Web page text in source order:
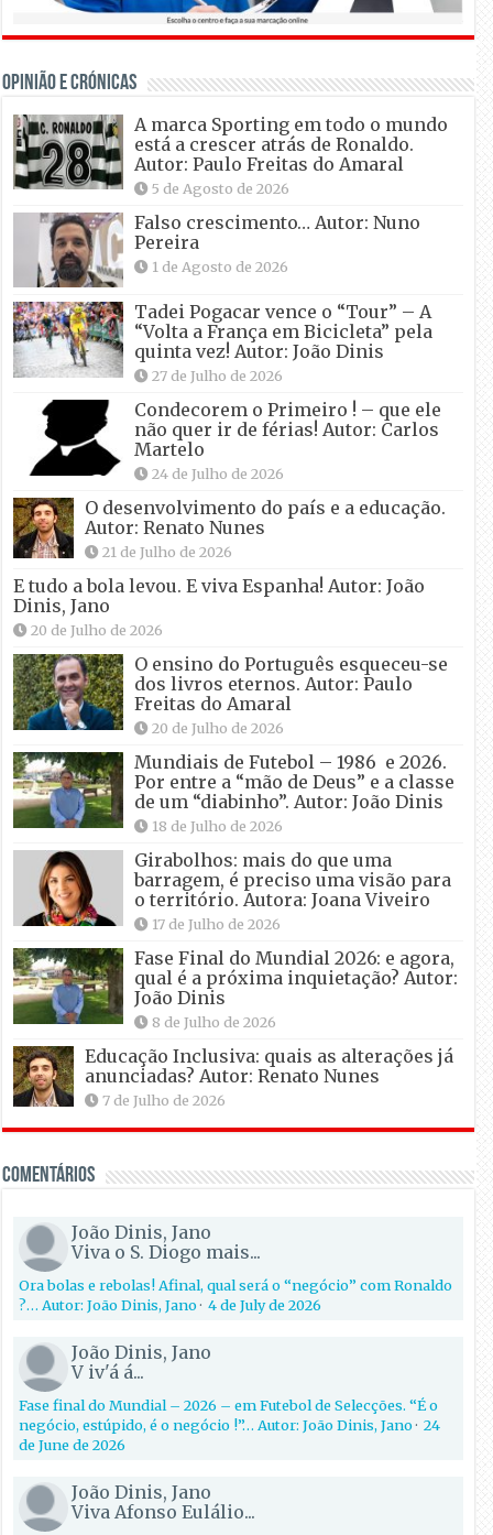
OPINIÃO E CRÓNICAS
A marca Sporting em todo o mundo
está a crescer atrás de Ronaldo.
Autor: Paulo Freitas do Amaral
5 de Agosto de 2026
Falso crescimento… Autor: Nuno
Pereira
1 de Agosto de 2026
Tadei Pogacar vence o “Tour” – A
“Volta a França em Bicicleta” pela
quinta vez! Autor: João Dinis
27 de Julho de 2026
Condecorem o Primeiro ! – que ele
não quer ir de férias! Autor: Carlos
Martelo
24 de Julho de 2026
O desenvolvimento do país e a educação.
Autor: Renato Nunes
21 de Julho de 2026
E tudo a bola levou. E viva Espanha! Autor: João
Dinis, Jano
20 de Julho de 2026
O ensino do Português esqueceu-se
dos livros eternos. Autor: Paulo
Freitas do Amaral
20 de Julho de 2026
Mundiais de Futebol – 1986 e 2026.
Por entre a “mão de Deus” e a classe
de um “diabinho”. Autor: João Dinis
18 de Julho de 2026
Girabolhos: mais do que uma
barragem, é preciso uma visão para
o território. Autora: Joana Viveiro
17 de Julho de 2026
Fase Final do Mundial 2026: e agora,
qual é a próxima inquietação? Autor:
João Dinis
8 de Julho de 2026
Educação Inclusiva: quais as alterações já
anunciadas? Autor: Renato Nunes
7 de Julho de 2026
Comentários
João Dinis, Jano
Viva o S. Diogo mais...
Ora bolas e rebolas! Afinal, qual será o “negócio” com Ronaldo
?… Autor: João Dinis, Jano·4 de July de 2026
João Dinis, Jano
V iv'á á...
Fase final do Mundial – 2026 – em Futebol de Selecções. “É o
negócio, estúpido, é o negócio !”… Autor: João Dinis, Jano·24
de June de 2026
João Dinis, Jano
Viva Afonso Eulálio...